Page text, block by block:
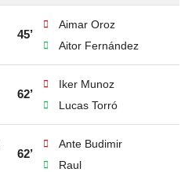
45’
Aimar Oroz
Aitor Fernández
62’
Iker Munoz
Lucas Torró
62’
Ante Budimir
Raul